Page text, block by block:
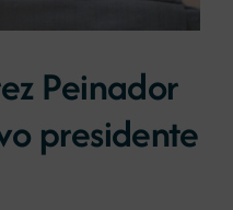
Peinador
presidente